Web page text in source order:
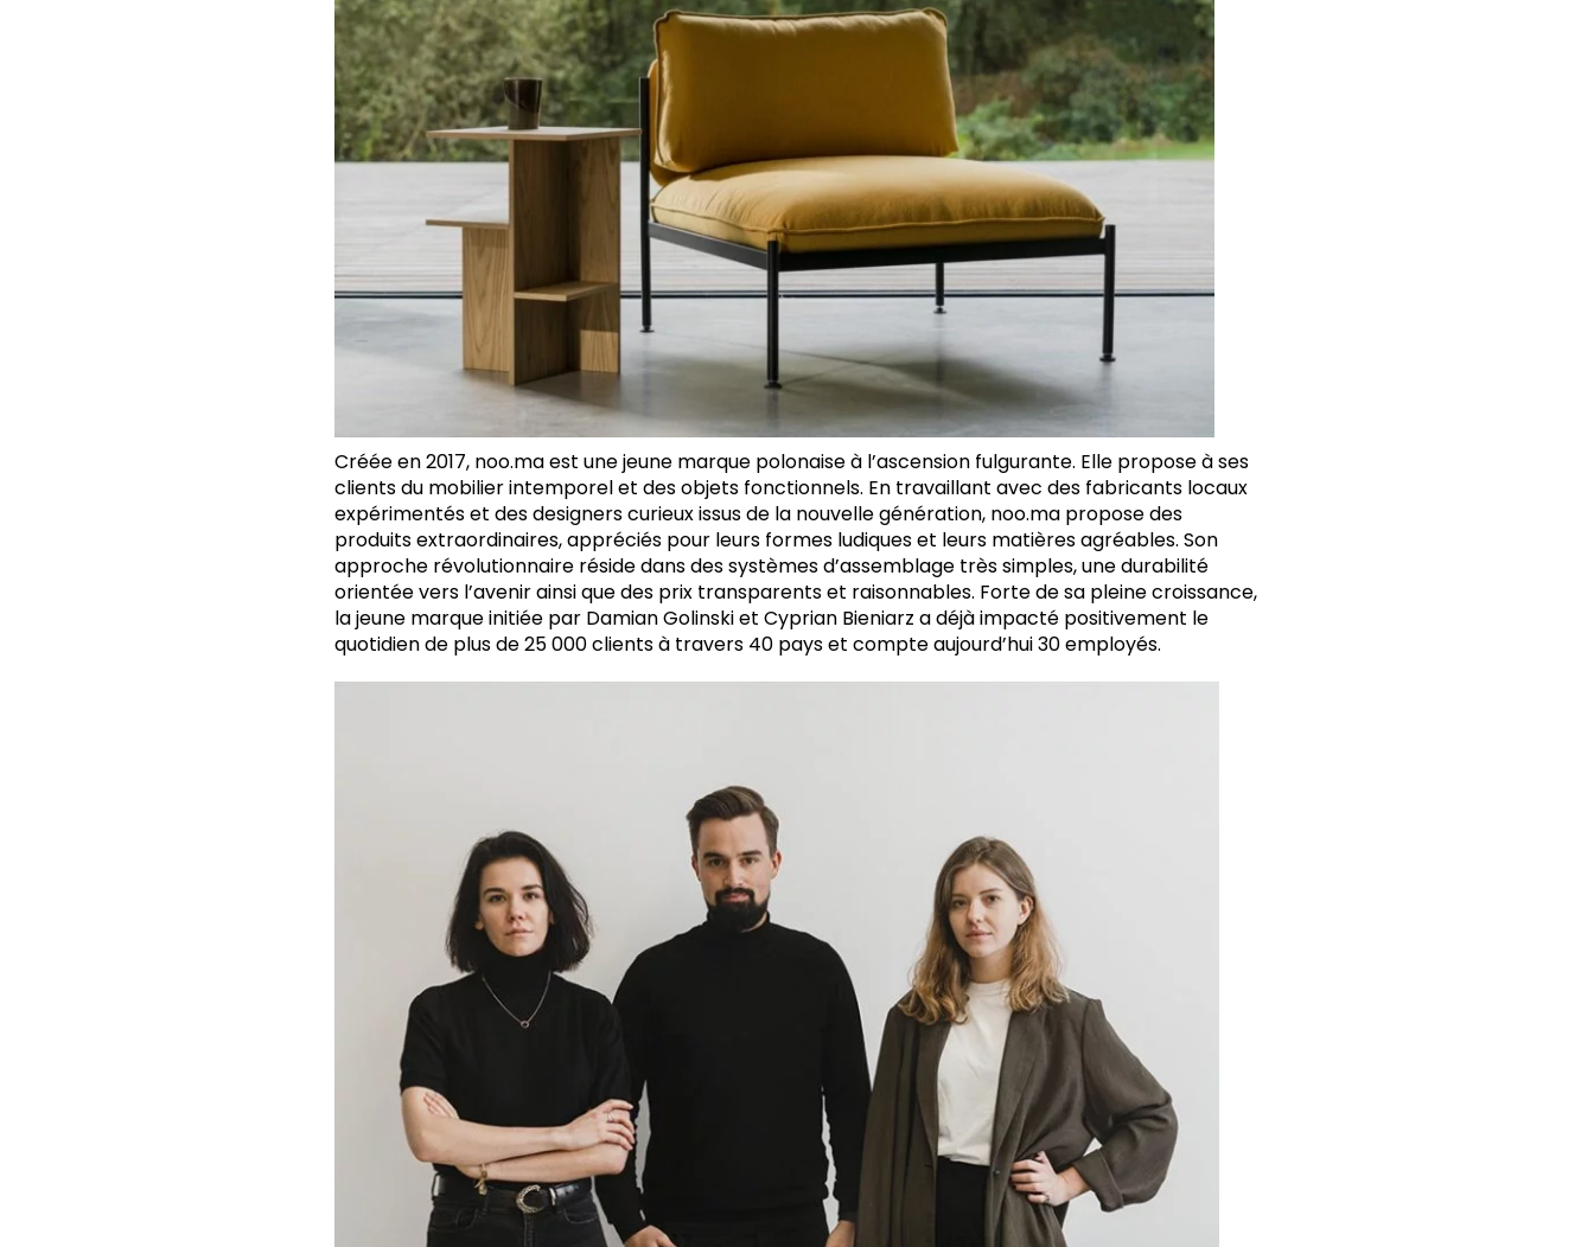
Créée en 2017, noo.ma est une jeune marque polonaise à l’ascension fulgurante. Elle propose à ses
clients du mobilier intemporel et des objets fonctionnels. En travaillant avec des fabricants locaux
expérimentés et des designers curieux issus de la nouvelle génération, noo.ma propose des
produits extraordinaires, appréciés pour leurs formes ludiques et leurs matières agréables. Son
approche révolutionnaire réside dans des systèmes d’assemblage très simples, une durabilité
orientée vers l’avenir ainsi que des prix transparents et raisonnables. Forte de sa pleine croissance,
la jeune marque initiée par DamianGolinski et Cyprian Bieniarz a déjà impacté positivement le
quotidien de plus de 25 000 clients à travers 40 pays et compte aujourd’hui 30 employés.